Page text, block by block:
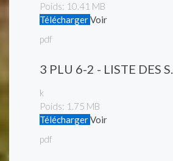
Poids: 10.41 MB
TéléchargerVoir
pdf
3 PLU 6-2 - LISTE DES
k
Poids: 1.75 MB
TéléchargerVoir
pdf